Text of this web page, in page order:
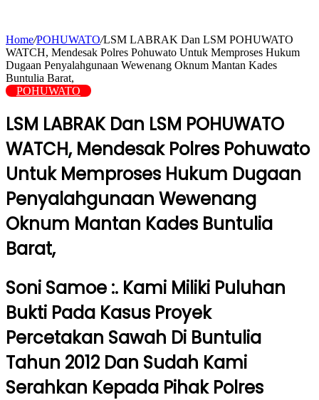
Home/POHUWATO/LSM LABRAK Dan LSM POHUWATO
WATCH, Mendesak Polres Pohuwato Untuk Memproses Hukum
Dugaan Penyalahgunaan Wewenang Oknum Mantan Kades
Buntulia Barat,
POHUWATO
LSM LABRAK Dan LSM POHUWATO
WATCH, Mendesak Polres Pohuwato
Untuk Memproses Hukum Dugaan
Penyalahgunaan Wewenang
Oknum Mantan Kades Buntulia
Barat,
Soni Samoe :. Kami Miliki Puluhan
Bukti Pada Kasus Proyek
Percetakan Sawah Di Buntulia
Tahun 2012 Dan Sudah Kami
Serahkan Kepada Pihak Polres